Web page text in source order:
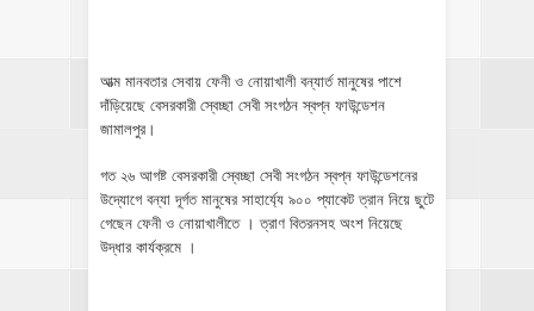
আত্ম মানবতার সেবায় ফেনী ও নোয়াখালী বন্যার্ত মানুষের পাশে
দাঁড়িয়েছে বেসরকারী স্বেচ্ছা সেবী সংগঠন স্বপ্ন ফাউন্ডেশন
জামালপুর।
গত ২৬ আগষ্ট বেসরকারী স্বেচ্ছা সেবী সংগঠন স্বপ্ন ফাউন্ডেশনের
উদ্যোগে বন্যা দূর্গত মানুষের সাহার্য্যে ৯০০ প্যাকেট ত্রান নিয়ে ছুটে
গেছেন ফেনী ও নোয়াখালীতে । ত্রাণ বিতরনসহ অংশ নিয়েছে
উদ্ধার কার্যক্রমে ।